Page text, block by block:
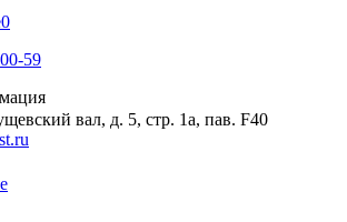
0
59
вал, д. 5, стр. 1а, пав. F40